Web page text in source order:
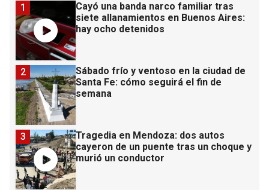
Cayó una banda narco familiar tras
siete allanamientos en Buenos Aires:
hay ocho detenidos
1
Sábado frío y ventoso en la ciudad de
Santa Fe: cómo seguirá el fin de
semana
2
Tragedia en Mendoza: dos autos
cayeron de un puente tras un choque y
murió un conductor
3